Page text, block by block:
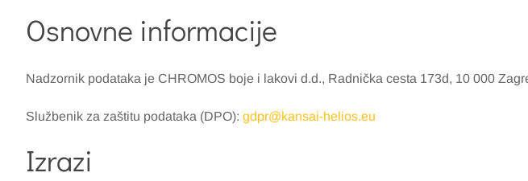
Osnovne informacije
Nadzornik podataka je CHROMOS boje i lakovi d.d., Radnička cesta 173d, 10 000
Službenik za zaštitu podataka (DPO): gdpr@kansai-helios.eu
Izrazi